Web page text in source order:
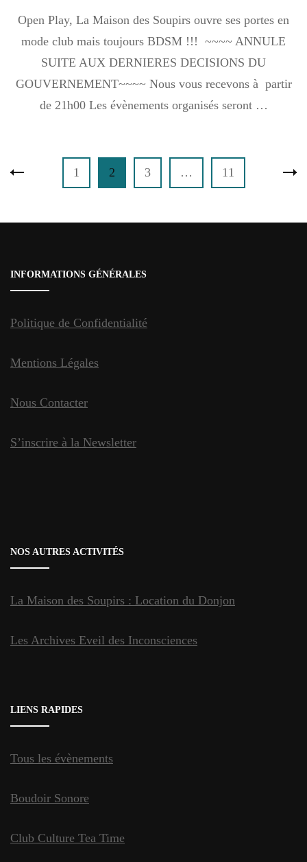
Open Play, La Maison des Soupirs ouvre ses portes en
mode club mais toujours BDSM !!! ~~~~ ANNULE
SUITE AUX DERNIERES DECISIONS DU
GOUVERNEMENT~~~~ Nous vous recevons à partir
de 21h00 Les évènements organisés seront …
Pagination
Page
1 Page
2 Page
3 … Page
11
INFORMATIONS GÉNÉRALES
Politique de Confidentialité
Mentions Légales
Nous Contacter
S’inscrire à la Newsletter
NOS AUTRES ACTIVITÉS
La Maison des Soupirs : Location du Donjon
Les Archives Eveil des Inconsciences
LIENS RAPIDES
Tous les évènements
Boudoir Sonore
Club Culture Tea Time